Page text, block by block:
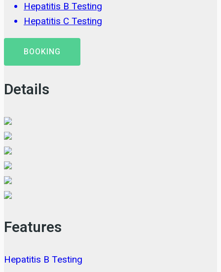
Hepatitis B Testing
Hepatitis C Testing
BOOKING
Details
Features
Hepatitis B Testing